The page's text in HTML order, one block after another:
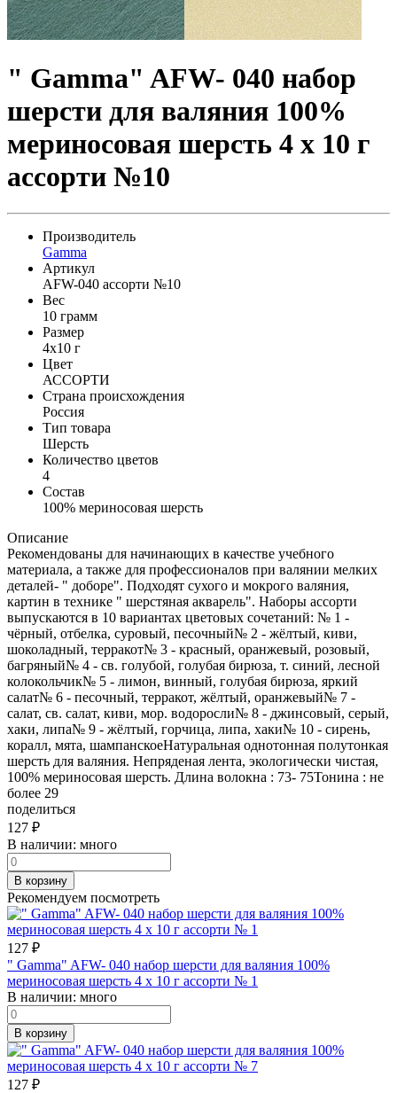
" Gamma" AFW- 040 набор
шерсти для валяния 100%
мериносовая шерсть 4 х 10 г
ассорти №10
Производитель
Gamma
Артикул
AFW-040 ассорти №10
Вес
10 грамм
Размер
4x10 г
Цвет
АССОРТИ
Страна происхождения
Россия
Тип товара
Шерсть
Количество цветов
4
Состав
100% мериносовая шерсть
Описание
Рекомендованы для начинающих в качестве учебного
материала, а также для профессионалов при валянии мелких
деталей- " доборе". Подходят сухого и мокрого валяния,
картин в технике " шерстяная акварель". Наборы ассорти
выпускаются в 10 вариантах цветовых сочетаний: № 1 -
чёрный, отбелка, суровый, песочный№ 2 - жёлтый, киви,
шоколадный, терракот№ 3 - красный, оранжевый, розовый,
багряный№ 4 - св. голубой, голубая бирюза, т. синий, лесной
колокольчик№ 5 - лимон, винный, голубая бирюза, яркий
салат№ 6 - песочный, терракот, жёлтый, оранжевый№ 7 -
салат, св. салат, киви, мор. водоросли№ 8 - джинсовый, серый,
хаки, липа№ 9 - жёлтый, горчица, липа, хаки№ 10 - сирень,
коралл, мята, шампанскоеНатуральная однотонная полутонкая
шерсть для валяния. Непряденая лента, экологически чистая,
100% мериносовая шерсть. Длина волокна : 73- 75Тонина : не
более 29
поделиться
127 ₽
В наличии: много
В корзину
Рекомендуем посмотреть
127 ₽
" Gamma" AFW- 040 набор шерсти для валяния 100%
мериносовая шерсть 4 х 10 г ассорти № 1
В наличии: много
В корзину
127 ₽